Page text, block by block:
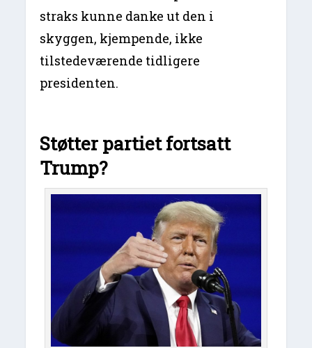
straks kunne danke ut den i
skyggen, kjempende, ikke
tilstedeværende tidligere
presidenten.
Støtter partiet fortsatt
Trump?